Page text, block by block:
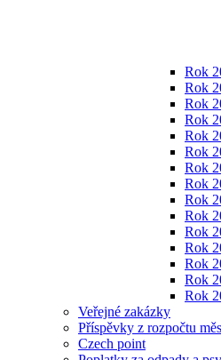
Rok
Rok
Rok
Rok
Rok
Rok
Rok
Rok
Rok
Rok
Rok
Rok
Rok
Rok
Rok
Veřejné zakázky
Příspěvky z rozpočtu
Czech point